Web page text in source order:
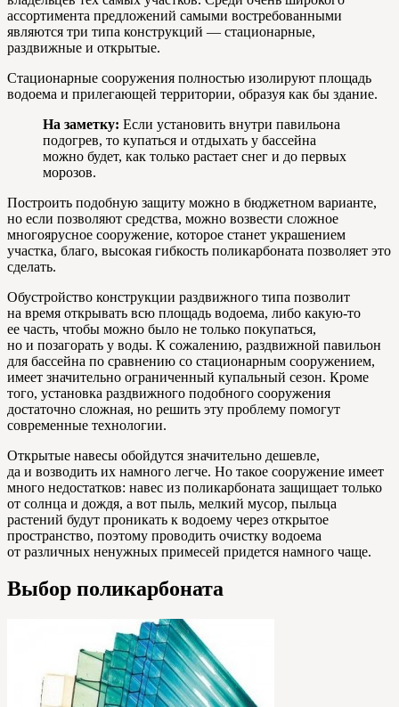
ассортимента предложений самыми востребованными
являются три типа конструкций — стационарные,
раздвижные и открытые.
Стационарные сооружения полностью изолируют площадь
водоема и прилегающей территории, образуя как бы здание.
На заметку: Если установить внутри павильона
подогрев, то купаться и отдыхать у бассейна
можно будет, как только растает снег и до первых
морозов.
Построить подобную защиту можно в бюджетном варианте,
но если позволяют средства, можно возвести сложное
многоярусное сооружение, которое станет украшением
участка, благо, высокая гибкость поликарбоната позволяет это
сделать.
Обустройство конструкции раздвижного типа позволит
на время открывать всю площадь водоема, либо какую-то
ее часть, чтобы можно было не только покупаться,
но и позагорать у воды. К сожалению, раздвижной павильон
для бассейна по сравнению со стационарным сооружением,
имеет значительно ограниченный купальный сезон. Кроме
того, установка раздвижного подобного сооружения
достаточно сложная, но решить эту проблему помогут
современные технологии.
Открытые навесы обойдутся значительно дешевле,
да и возводить их намного легче. Но такое сооружение имеет
много недостатков: навес из поликарбоната защищает только
от солнца и дождя, а вот пыль, мелкий мусор, пыльца
растений будут проникать к водоему через открытое
пространство, поэтому проводить очистку водоема
от различных ненужных примесей придется намного чаще.
Выбор поликарбоната